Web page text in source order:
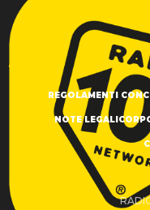
REGOLAMENTI
NOTE LEGALI